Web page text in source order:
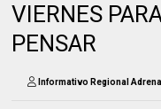
VIERNES
PENSAR
Informativo Regional